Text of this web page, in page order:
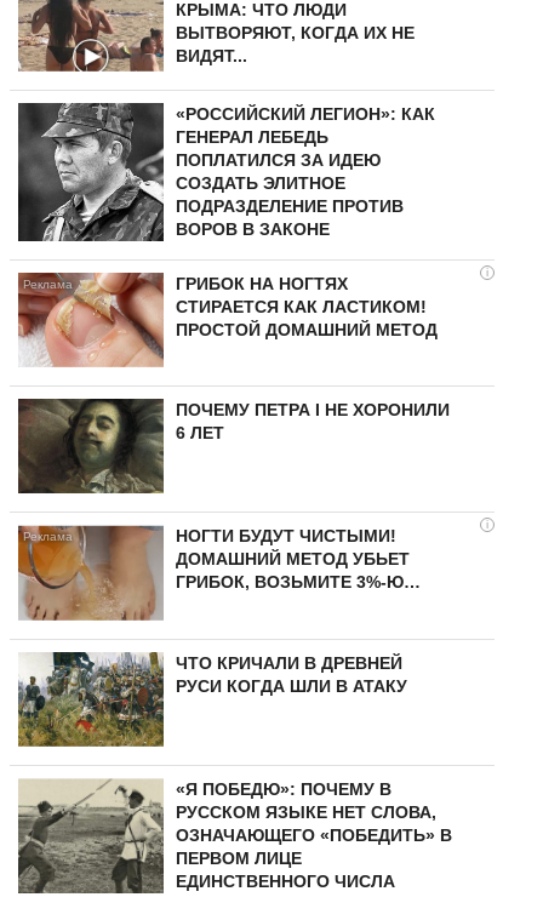
КРЫМА: ЧТО ЛЮДИ
ВЫТВОРЯЮТ, КОГДА ИХ НЕ
ВИДЯТ...
«РОССИЙСКИЙ ЛЕГИОН»: КАК
ГЕНЕРАЛ ЛЕБЕДЬ
ПОПЛАТИЛСЯ ЗА ИДЕЮ
СОЗДАТЬ ЭЛИТНОЕ
ПОДРАЗДЕЛЕНИЕ ПРОТИВ
ВОРОВ В ЗАКОНЕ
i
ГРИБОК НА НОГТЯХ
СТИРАЕТСЯ КАК ЛАСТИКОМ!
ПРОСТОЙ ДОМАШНИЙ МЕТОД
ПОЧЕМУ ПЕТРА I НЕ ХОРОНИЛИ
6 ЛЕТ
i
НОГТИ БУДУТ ЧИСТЫМИ!
ДОМАШНИЙ МЕТОД УБЬЕТ
ГРИБОК, ВОЗЬМИТЕ 3%-Ю…
ЧТО КРИЧАЛИ В ДРЕВНЕЙ
РУСИ КОГДА ШЛИ В АТАКУ
«Я ПОБЕДЮ»: ПОЧЕМУ В
РУССКОМ ЯЗЫКЕ НЕТ СЛОВА,
ОЗНАЧАЮЩЕГО «ПОБЕДИТЬ» В
ПЕРВОМ ЛИЦЕ
ЕДИНСТВЕННОГО ЧИСЛА